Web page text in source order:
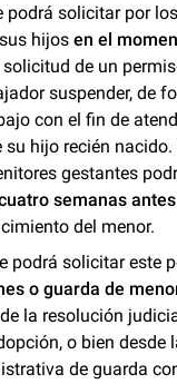
podrá solicitar por
hijosen el
solicitud de un
suspender, de
con el fin de
su hijo recién
gestantes
semanas antes
del menor.
podrá solicitar este
o guarda de
la resolución
o bien desde
de guarda